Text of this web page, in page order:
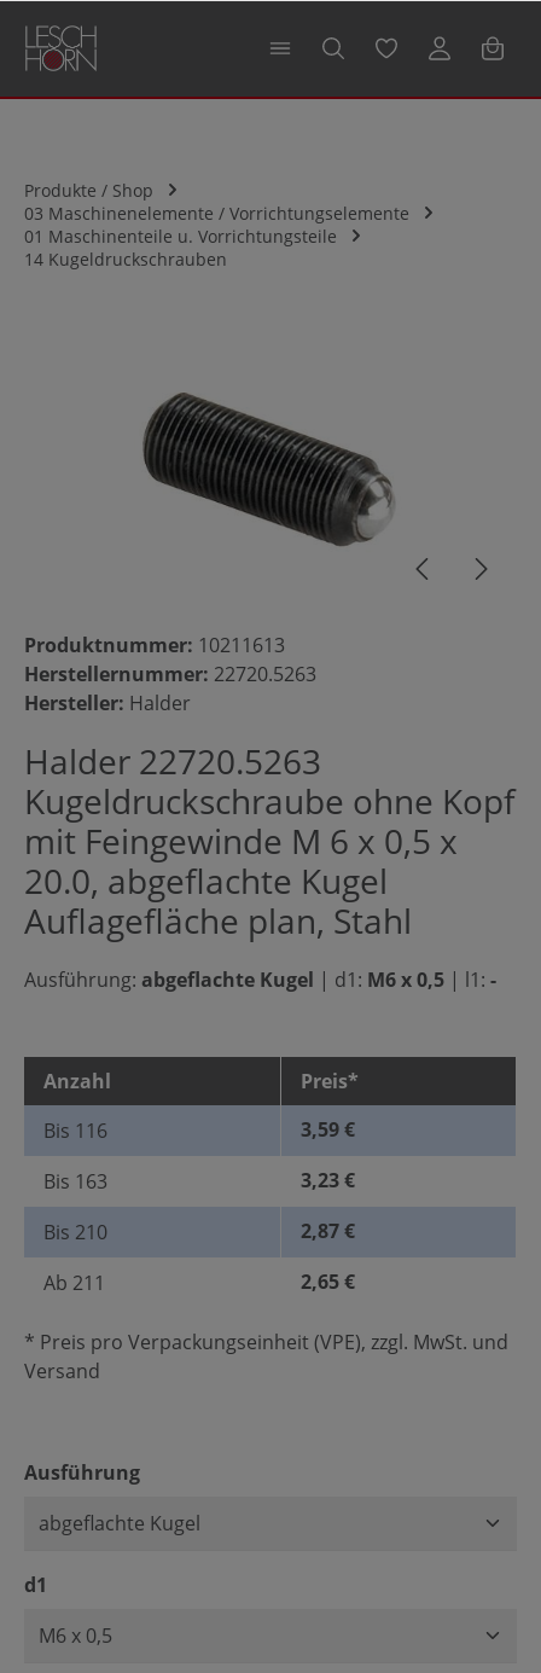
springen
Produkte / Shop
03 Maschinenelemente / Vorrichtungselemente
01 Maschinenteile u. Vorrichtungsteile
14 Kugeldruckschrauben
Produktnummer: 10211613
Herstellernummer: 22720.5263
Hersteller: Halder
Halder 22720.5263
Kugeldruckschraube ohne Kopf
mit Feingewinde M 6 x 0,5 x
20.0, abgeflachte Kugel
Auflagefläche plan, Stahl
Ausführung: abgeflachte Kugel | d1: M6 x 0,5 | l1: -
Anzahl
Preis*
Bis 116
3,59 €
Bis 163
3,23 €
Bis 210
2,87 €
Ab 211 2,65 €
* Preis pro Verpackungseinheit (VPE), zzgl. MwSt. und
Versand
Ausführungauswählen
d1